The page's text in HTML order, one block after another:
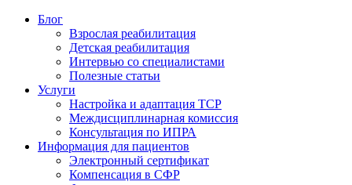
Блог
Взрослая реабилитация
Детская реабилитация
Интервью со специалистами
Полезные статьи
Услуги
Настройка и адаптация ТСР
Междисциплинарная комиссия
Консультация по ИПРА
Информация для пациентов
Электронный сертификат
Компенсация в СФР